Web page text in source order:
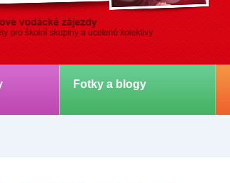
Fotky a blogy